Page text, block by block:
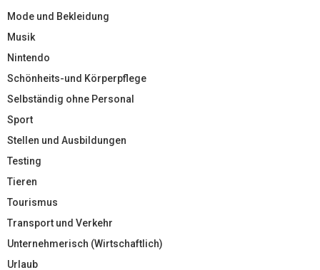
Mode und Bekleidung
Musik
Nintendo
Schönheits-und Körperpflege
Selbständig ohne Personal
Sport
Stellen und Ausbildungen
Testing
Tieren
Tourismus
Transport und Verkehr
Unternehmerisch (Wirtschaftlich)
Urlaub